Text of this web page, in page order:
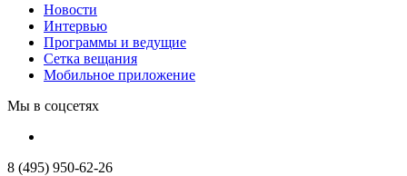
Новости
Интервью
Программы и ведущие
Сетка вещания
Мобильное приложение
Мы в соцсетях
8 (495) 950-62-26